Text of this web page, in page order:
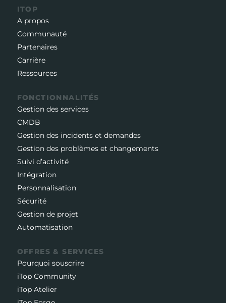
ITOP
A propos
Communauté
Partenaires
Carrière
Ressources
FONCTIONNALITÉS
Gestion des services
CMDB
Gestion des incidents et demandes
Gestion des problèmes et changements
Suivi d’activité
Intégration
Personnalisation
Sécurité
Gestion de projet
Automatisation
OFFRES & SERVICES
Pourquoi souscrire
iTop Community
iTop Atelier